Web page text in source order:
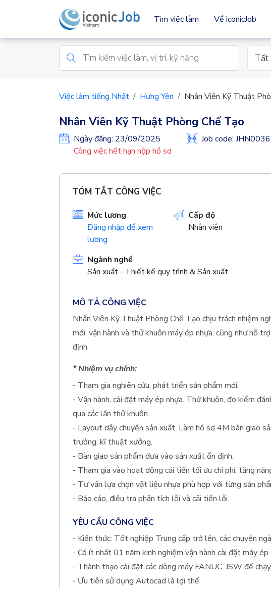
Tìm việc làm Về iconicJob
Tất
Việc làm tiếng Nhật Hưng Yên Nhân Viên Kỹ Thuật
Nhân Viên Kỹ Thuật Phòng Chế Tạo
Ngày đăng: 23/09/2025
Công việc hết hạn nộp hồ sơ
Job code:
TÓM TẮT CÔNG VIỆC
Mức lương
Đăng nhập để xem
lương
Cấp độ
Nhân viên
Ngành nghề
Sản xuất - Thiết kế quy trình & Sản xuất
MÔ TẢ CÔNG VIỆC
Nhân Viên Kỹ Thuật Phòng Chế Tạo chịu trách nhiệm
mới, vận hành và thử khuôn máy ép nhựa, cũng như hỗ
định.
* Nhiệm vụ chính:
- Tham gia nghiên cứu, phát triển sản phẩm mới.
- Vận hành, cài đặt máy ép nhựa. Thử khuôn, đo kiểm
qua các lần thử khuôn.
- Layout dây chuyền sản xuất. Làm hồ sơ 4M bàn giao
trưởng, kĩ thuật xưởng.
- Bàn giao sản phẩm đưa vào sản xuất ổn định.
- Tham gia vào hoạt động cải tiến tối ưu chi phí, tăng
- Tư vấn lựa chọn vật liệu nhựa phù hợp với từng sản
- Báo cáo, điều tra phân tích lỗi và cải tiến lỗi.
YÊU CẦU CÔNG VIỆC
- Kiến thức: Tốt nghiệp Trung cấp trở lên, các chuyên
- Có ít nhất 01 năm kinh nghiệm vận hành cài đặt máy ép
- Thành thạo cài đặt các dòng máy FANUC, JSW để
- Ưu tiên sử dụng Autocad là lợi thế.